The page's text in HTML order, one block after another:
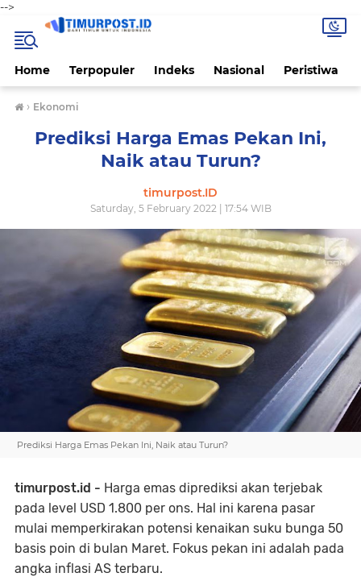
-->
Home Terpopuler Indeks Nasional Peristiwa
› Ekonomi
Prediksi Harga Emas Pekan Ini,
Naik atau Turun?
timurpost.ID
Saturday, 5 February 2022 | 17:54 WIB
Prediksi Harga Emas Pekan Ini, Naik atau Turun?
timurpost.id - Harga emas diprediksi akan terjebak
pada level USD 1.800 per ons. Hal ini karena pasar
mulai memperkirakan potensi kenaikan suku bunga 50
basis poin di bulan Maret. Fokus pekan ini adalah pada
angka inflasi AS terbaru.